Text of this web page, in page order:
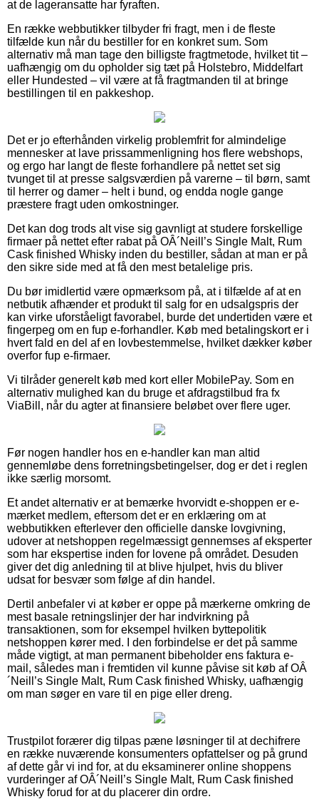
at de lageransatte har fyraften.
En række webbutikker tilbyder fri fragt, men i de fleste
tilfælde kun når du bestiller for en konkret sum. Som
alternativ må man tage den billigste fragtmetode, hvilket tit –
uafhængig om du opholder sig tæt på Holstebro, Middelfart
eller Hundested – vil være at få fragtmanden til at bringe
bestillingen til en pakkeshop.
Det er jo efterhånden virkelig problemfrit for almindelige
mennesker at lave prissammenligning hos flere webshops,
og ergo har langt de fleste forhandlere på nettet set sig
tvunget til at presse salgsværdien på varerne – til børn, samt
til herrer og damer – helt i bund, og endda nogle gange
præstere fragt uden omkostninger.
Det kan dog trods alt vise sig gavnligt at studere forskellige
firmaer på nettet efter rabat på OÂ´Neill’s Single Malt, Rum
Cask finished Whisky inden du bestiller, sådan at man er på
den sikre side med at få den mest betalelige pris.
Du bør imidlertid være opmærksom på, at i tilfælde af at en
netbutik afhænder et produkt til salg for en udsalgspris der
kan virke uforståeligt favorabel, burde det undertiden være et
fingerpeg om en fup e-forhandler. Køb med betalingskort er i
hvert fald en del af en lovbestemmelse, hvilket dækker køber
overfor fup e-firmaer.
Vi tilråder generelt køb med kort eller MobilePay. Som en
alternativ mulighed kan du bruge et afdragstilbud fra fx
ViaBill, når du agter at finansiere beløbet over flere uger.
Før nogen handler hos en e-handler kan man altid
gennemløbe dens forretningsbetingelser, dog er det i reglen
ikke særlig morsomt.
Et andet alternativ er at bemærke hvorvidt e-shoppen er e-
mærket medlem, eftersom det er en erklæring om at
webbutikken efterlever den officielle danske lovgivning,
udover at netshoppen regelmæssigt gennemses af eksperter
som har ekspertise inden for lovene på området. Desuden
giver det dig anledning til at blive hjulpet, hvis du bliver
udsat for besvær som følge af din handel.
Dertil anbefaler vi at køber er oppe på mærkerne omkring de
mest basale retningslinjer der har indvirkning på
transaktionen, som for eksempel hvilken byttepolitik
netshoppen kører med. I den forbindelse er det på samme
måde vigtigt, at man permanent bibeholder ens faktura e-
mail, således man i fremtiden vil kunne påvise sit køb af OÂ
´Neill’s Single Malt, Rum Cask finished Whisky, uafhængig
om man søger en vare til en pige eller dreng.
Trustpilot forærer dig tilpas pæne løsninger til at dechifrere
en række nuværende konsumenters opfattelser og på grund
af dette går vi ind for, at du eksaminerer online shoppens
vurderinger af OÂ´Neill’s Single Malt, Rum Cask finished
Whisky forud for at du placerer din ordre.